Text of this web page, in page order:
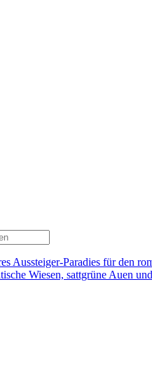
Aussteiger-Paradies für den
Wiesen, sattgrüne Auen